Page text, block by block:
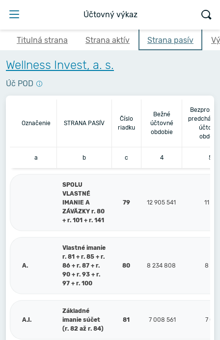
Účtovný výkaz
Titulná strana Strana aktív Strana pasív
Wellness Invest, a. s.
Úč POD
Označenie STRANA PASÍV
Číslo
riadku
Bežné
účtovné
obdobie
a b c 4 5
SPOLU
VLASTNÉ
IMANIE A
ZÁVÄZKY r. 80
+ r. 101 + r. 141
79 12 905 541 11
A.
Vlastné imanie
r. 81 + r. 85 + r.
86 + r. 87 + r.
90 + r. 93 + r.
97 + r. 100
80 8 234 808 8
A.I.
Základné
imanie súčet
(r. 82 až r. 84)
81 7 008 561 7